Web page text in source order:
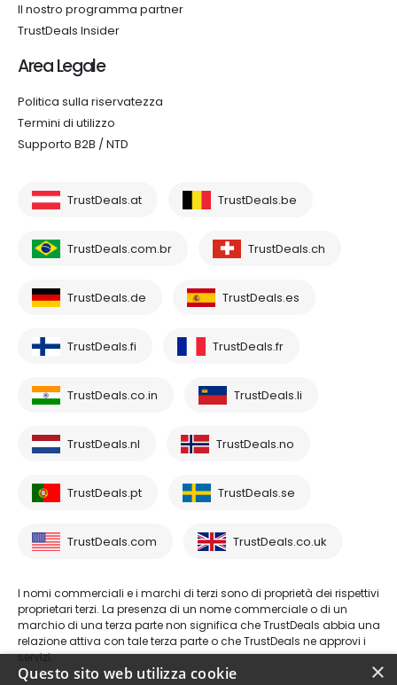
Il nostro programma partner
TrustDeals Insider
Area Legale
Politica sulla riservatezza
Termini di utilizzo
Supporto B2B / NTD
TrustDeals.at TrustDeals.be
TrustDeals.com.br TrustDeals.ch
TrustDeals.de TrustDeals.es
TrustDeals.fi TrustDeals.fr
TrustDeals.co.in TrustDeals.li
TrustDeals.nl TrustDeals.no
TrustDeals.pt TrustDeals.se
TrustDeals.com TrustDeals.co.uk
I nomi commerciali e i marchi di terzi sono di proprietà dei rispettivi
proprietari terzi. La presenza di un nome commerciale o di un
marchio di una terza parte non significa che TrustDeals abbia una
relazione attiva con tale terza parte o che TrustDeals ne approvi i
servizi.
×
Questo sito web utilizza cookie